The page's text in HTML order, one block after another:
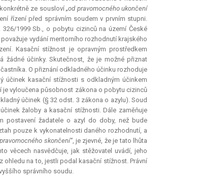
ze sousloví„od pravomocného ukončení
řízení před správním soudem v prvním stupni.
1999 Sb., o pobytu cizinců na území České
vydání meritorního rozhodnutí krajského
Kasační stížnost je opravným prostředkem
žádné účinky. Skutečnost, že je možné přiznat
O přiznání odkladného účinku rozhoduje
účinek kasační stížnosti s odkladným účinkem
je vyloučena působnost zákona o pobytu cizinců
účinek (§ 32 odst. 3 zákona o azylu). Soud
žaloby a kasační stížnosti. Dále zaměňuje
postavení žadatele o azyl do doby, než bude
pouze k vykonatelnosti daného rozhodnutí, a
skončení“, je zjevné, že je tato lhůta
věcech nasvědčuje, jak stěžovatel uvádí, jeho
ohledu na to, jestli podal kasační stížnost. Právní
správního soudu.